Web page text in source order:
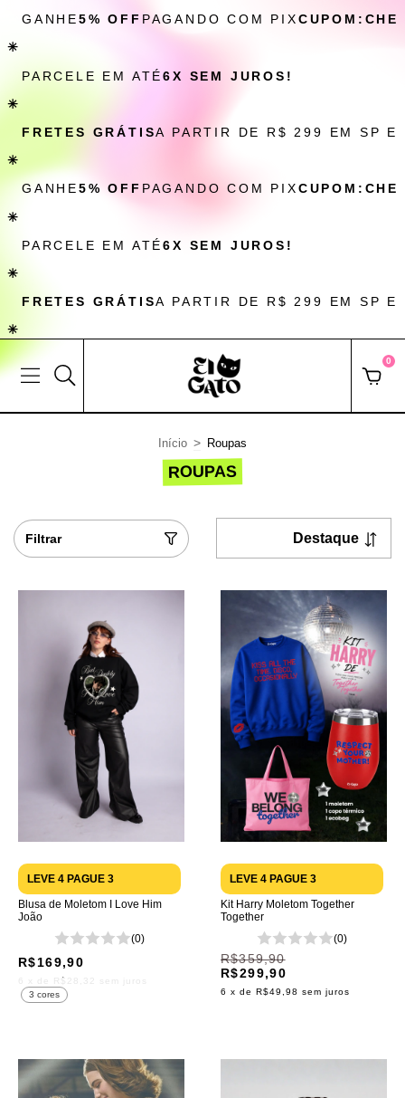
GANHE5% OFF PAGANDO COM PIX
✳
PARCELE EM ATÉ6X SEM JUROS!
✳
FRETES GRÁTISA PARTIR DE R$ 299 EM SP
✳
GANHE5% OFF PAGANDO COM PIX
✳
PARCELE EM ATÉ6X SEM JUROS!
✳
FRETES GRÁTISA PARTIR DE R$ 299 EM SP
✳
0
Início > Roupas
ROUPAS
Filtrar
LEVE 4 PAGUE 3
3 cores
Blusa de Moletom I Love Him
João
(0)
R$169,90
x de R$28,32
LEVE 4 PAGUE 3
Kit Harry Moletom Together
Together
(0)
R$359,90
R$299,90
6 x de R$49,98 sem juros